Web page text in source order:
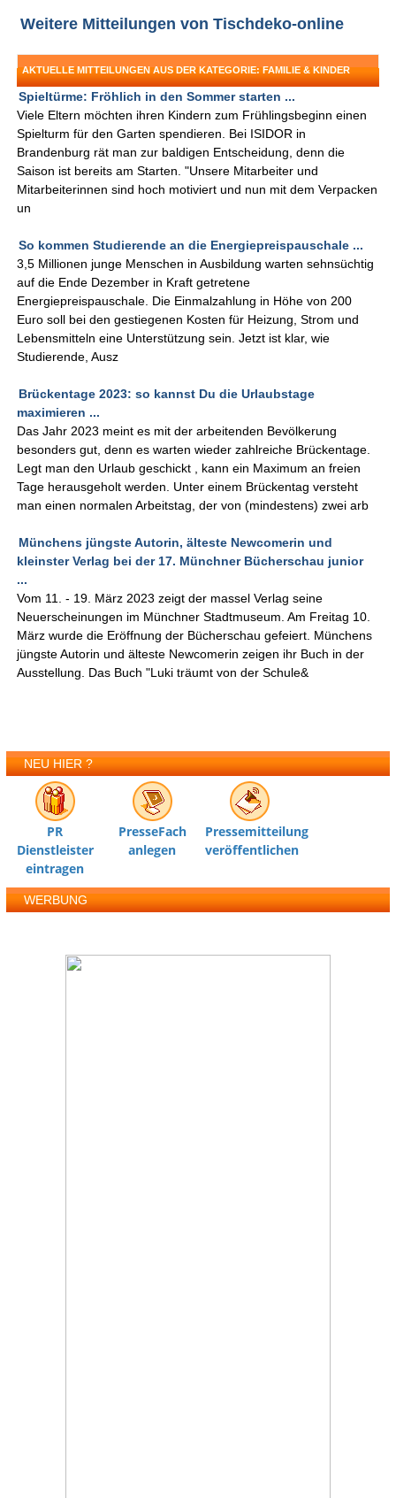
Weitere Mitteilungen von Tischdeko-online
AKTUELLE MITTEILUNGEN AUS DER KATEGORIE: FAMILIE & KINDER
Spieltürme: Fröhlich in den Sommer starten ...
Viele Eltern möchten ihren Kindern zum Frühlingsbeginn einen
Spielturm für den Garten spendieren. Bei ISIDOR in
Brandenburg rät man zur baldigen Entscheidung, denn die
Saison ist bereits am Starten. "Unsere Mitarbeiter und
Mitarbeiterinnen sind hoch motiviert und nun mit dem Verpacken
un
So kommen Studierende an die Energiepreispauschale ...
3,5 Millionen junge Menschen in Ausbildung warten sehnsüchtig
auf die Ende Dezember in Kraft getretene
Energiepreispauschale. Die Einmalzahlung in Höhe von 200
Euro soll bei den gestiegenen Kosten für Heizung, Strom und
Lebensmitteln eine Unterstützung sein. Jetzt ist klar, wie
Studierende, Ausz
Brückentage 2023: so kannst Du die Urlaubstage
maximieren ...
Das Jahr 2023 meint es mit der arbeitenden Bevölkerung
besonders gut, denn es warten wieder zahlreiche Brückentage.
Legt man den Urlaub geschickt , kann ein Maximum an freien
Tage herausgeholt werden. Unter einem Brückentag versteht
man einen normalen Arbeitstag, der von (mindestens) zwei arb
Münchens jüngste Autorin, älteste Newcomerin und
kleinster Verlag bei der 17. Münchner Bücherschau junior
...
Vom 11. - 19. März 2023 zeigt der massel Verlag seine
Neuerscheinungen im Münchner Stadtmuseum. Am Freitag 10.
März wurde die Eröffnung der Bücherschau gefeiert. Münchens
jüngste Autorin und älteste Newcomerin zeigen ihr Buch in der
Ausstellung. Das Buch "Luki träumt von der Schule&
NEU HIER ?
PR
Dienstleister
eintragen
PresseFach
anlegen
Pressemitteilung
veröffentlichen
WERBUNG